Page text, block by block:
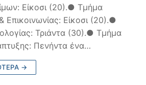
Είκοσι (20).● Τμήμα
Είκοσι (20).●
Τριάντα (30).● Τμήμα
Πενήντα ένα…
→